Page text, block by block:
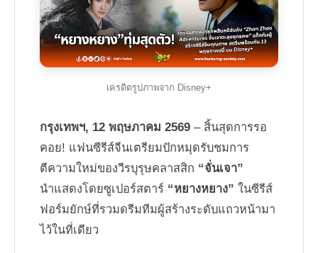
เครดิตรูปภาพจาก Disney+
กรุงเทพฯ, 12 พฤษภาคม 2569 – สิ้นสุดการรอ
คอย! แฟนซีรีส์จีนเตรียมปักหมุดรับชมการ
ตีความใหม่ของวีรบุรุษคลาสสิก “จั่นเจา”
นำแสดงโดยซูเปอร์สตาร์ “หยางหยาง” ในซีรีส์
ฟอร์มยักษ์ที่รวมดรีมทีมผู้สร้างระดับแถวหน้ามา
ไว้ในที่เดียว